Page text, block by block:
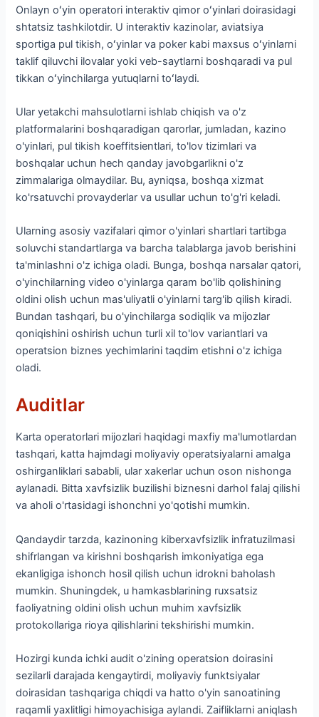
Onlayn oʻyin operatori interaktiv qimor oʻyinlari doirasidagi
shtatsiz tashkilotdir. U interaktiv kazinolar, aviatsiya
sportiga pul tikish, oʻyinlar va poker kabi maxsus oʻyinlarni
taklif qiluvchi ilovalar yoki veb-saytlarni boshqaradi va pul
tikkan oʻyinchilarga yutuqlarni toʻlaydi.
Ular yetakchi mahsulotlarni ishlab chiqish va o'z
platformalarini boshqaradigan qarorlar, jumladan, kazino
o'yinlari, pul tikish koeffitsientlari, to'lov tizimlari va
boshqalar uchun hech qanday javobgarlikni o'z
zimmalariga olmaydilar. Bu, ayniqsa, boshqa xizmat
ko'rsatuvchi provayderlar va usullar uchun to'g'ri keladi.
Ularning asosiy vazifalari qimor o'yinlari shartlari tartibga
soluvchi standartlarga va barcha talablarga javob berishini
ta'minlashni o'z ichiga oladi. Bunga, boshqa narsalar qatori,
o'yinchilarning video o'yinlarga qaram bo'lib qolishining
oldini olish uchun mas'uliyatli o'yinlarni targ'ib qilish kiradi.
Bundan tashqari, bu o'yinchilarga sodiqlik va mijozlar
qoniqishini oshirish uchun turli xil to'lov variantlari va
operatsion biznes yechimlarini taqdim etishni o'z ichiga
oladi.
Auditlar
Karta operatorlari mijozlari haqidagi maxfiy ma'lumotlardan
tashqari, katta hajmdagi moliyaviy operatsiyalarni amalga
oshirganliklari sababli, ular xakerlar uchun oson nishonga
aylanadi. Bitta xavfsizlik buzilishi biznesni darhol falaj qilishi
va aholi o'rtasidagi ishonchni yo'qotishi mumkin.
Qandaydir tarzda, kazinoning kiberxavfsizlik infratuzilmasi
shifrlangan va kirishni boshqarish imkoniyatiga ega
ekanligiga ishonch hosil qilish uchun idrokni baholash
mumkin. Shuningdek, u hamkasblarining ruxsatsiz
faoliyatning oldini olish uchun muhim xavfsizlik
protokollariga rioya qilishlarini tekshirishi mumkin.
Hozirgi kunda ichki audit o'zining operatsion doirasini
sezilarli darajada kengaytirdi, moliyaviy funktsiyalar
doirasidan tashqariga chiqdi va hatto o'yin sanoatining
raqamli yaxlitligi himoyachisiga aylandi. Zaifliklarni aniqlash